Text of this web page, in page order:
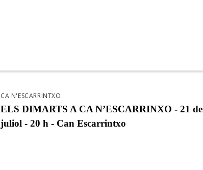
CA N'ESCARRINTXO
ELS DIMARTS A CA N’ESCARRINXO - 21 de
juliol - 20 h - Can Escarrintxo